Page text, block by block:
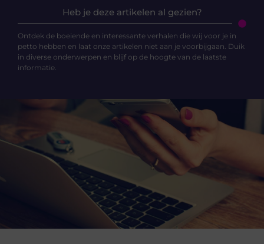
Heb je deze artikelen al gezien?
Ontdek de boeiende en interessante verhalen die wij voor je in
petto hebben en laat onze artikelen niet aan je voorbijgaan. Duik
in diverse onderwerpen en blijf op de hoogte van de laatste
informatie.